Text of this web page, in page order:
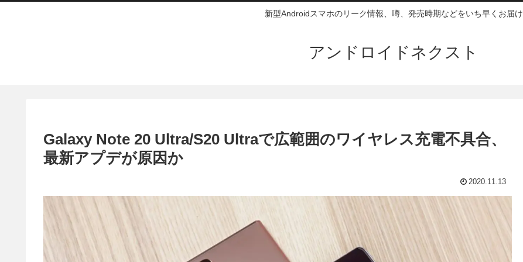
新型Androidスマホのリーク情報、噂、発売時期などをいち早くお届け
アンドロイドネクスト
Galaxy Note 20 Ultra/S20 Ultraで広範囲のワイヤレス充電不具合、
最新アプデが原因か
2020.11.13